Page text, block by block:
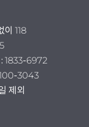
이 118
1833-6972
3043
제외